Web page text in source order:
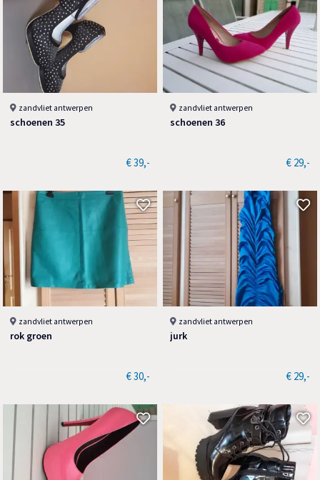
zandvliet antwerpen
schoenen 35
€ 39,-
zandvliet antwerpen
schoenen 36
€ 29,-
zandvliet antwerpen
rok groen
€ 30,-
zandvliet antwerpen
jurk
€ 29,-